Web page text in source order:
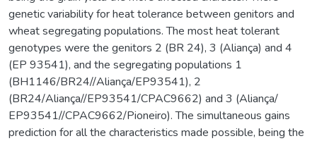
genetic variability for heat tolerance between genitors and
wheat segregating populations. The most heat tolerant
genotypes were the genitors 2 (BR 24), 3 (Aliança) and 4
(EP 93541), and the segregating populations 1
(BH1146/BR24//Aliança/EP93541), 2
(BR24/Aliança//EP93541/CPAC9662) and 3 (Aliança/
EP93541//CPAC9662/Pioneiro). The simultaneous gains
prediction for all the characteristics made possible, being the